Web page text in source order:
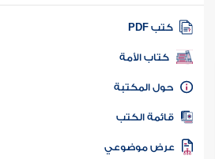
كتب PDF
كتاب الأمة
المكتبة
الكتب